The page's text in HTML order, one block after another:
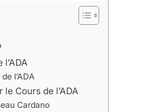
l’ADA
Cours de l’ADA
Cardano